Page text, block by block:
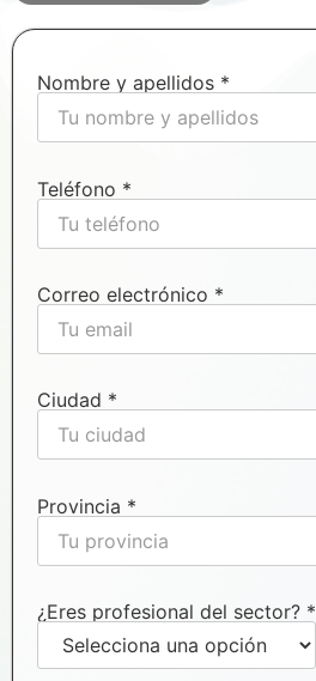
Nombre y apellidos *
Teléfono *
Correo electrónico *
Ciudad *
Provincia *
¿Eres profesional del sector? *